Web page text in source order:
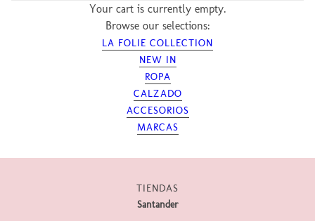
Your cart is currently empty.
Browse our selections:
LA FOLIE COLLECTION
NEW IN
ROPA
CALZADO
ACCESORIOS
MARCAS
TIENDAS
Santander